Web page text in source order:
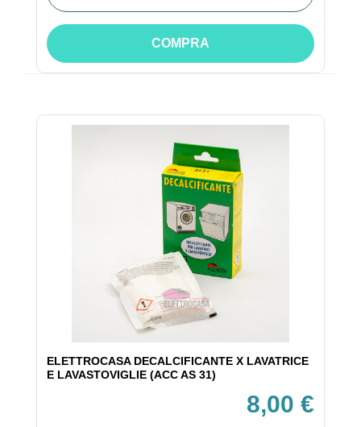
COMPRA
ELETTROCASA DECALCIFICANTE X LAVATRICE
E LAVASTOVIGLIE (ACC AS 31)
8,00 €